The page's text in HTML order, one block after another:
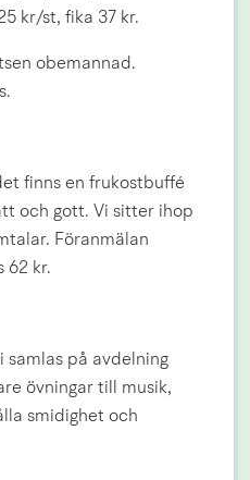
kr/st, fika 37 kr.
obemannad.
finns en frukostbuffé
och gott. Vi sitter ihop
Föranmälan
62 kr.
samlas på avdelning
övningar till musik,
smidighet och